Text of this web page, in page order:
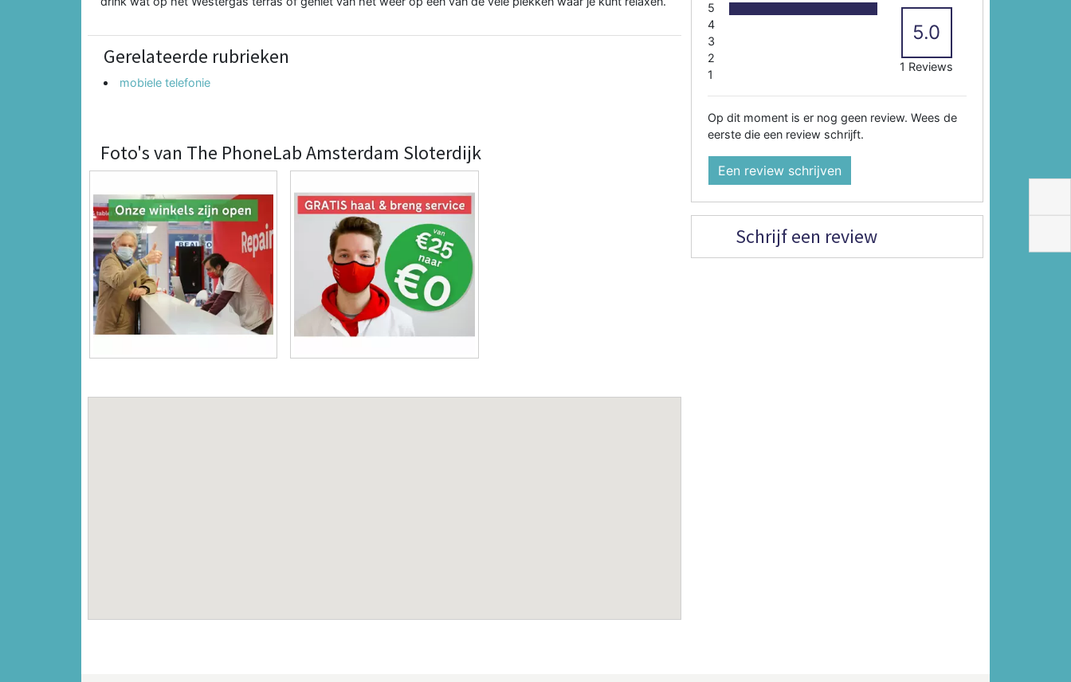
Gerelateerde rubrieken
mobiele telefonie
Foto's van The PhoneLab Amsterdam Sloterdijk
5
4
3
2
1
5.0
1 Reviews
Op dit moment is er nog geen review. Wees de
eerste die een review schrijft.
Een review schrijven
Schrijf een review